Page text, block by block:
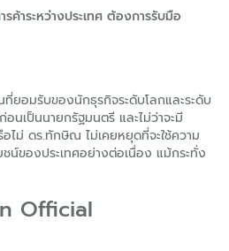
รค้าระหว่างประเทศ ต้องการรับมือ
รับของนักธุรกิจระดับโลกและระดับ
นเป็นนายกรัฐมนตรี และไม่ว่าจะมี
ไม่ ดร.ทักษิณ ไม่เคยหยุดที่จะใช้ความ
น์ของประเทศอย่างต่อเนื่อง แม้กระทั่ง
Official